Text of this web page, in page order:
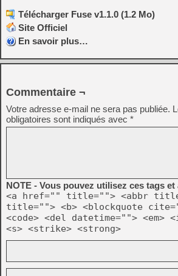
Télécharger Fuse v1.1.0 (1.2 Mo)
Site Officiel
En savoir plus…
Commentaire ¬
Votre adresse e-mail ne sera pas publiée.
obligatoires sont indiqués avec *
NOTE - Vous pouvez utilisez ces tags
<a href="" title=""> <abbr
title=""> <b> <blockquote
<code> <del datetime=""> <em>
<s> <strike> <strong>